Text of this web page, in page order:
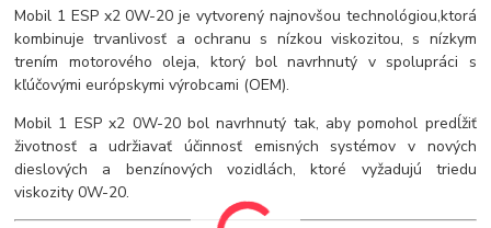
Mobil 1 ESP x2 0W-20 je vytvorený najnovšou technológiou,ktorá
kombinuje trvanlivosť a ochranu s nízkou viskozitou, s nízkym
trením motorového oleja, ktorý bol navrhnutý v spolupráci s
kľúčovými európskymi výrobcami (OEM).
Mobil 1 ESP x2 0W-20 bol navrhnutý tak, aby pomohol predĺžiť
životnosť a udržiavať účinnosť emisných systémov v nových
dieslových a benzínových vozidlách, ktoré vyžadujú triedu
viskozity 0W-20.